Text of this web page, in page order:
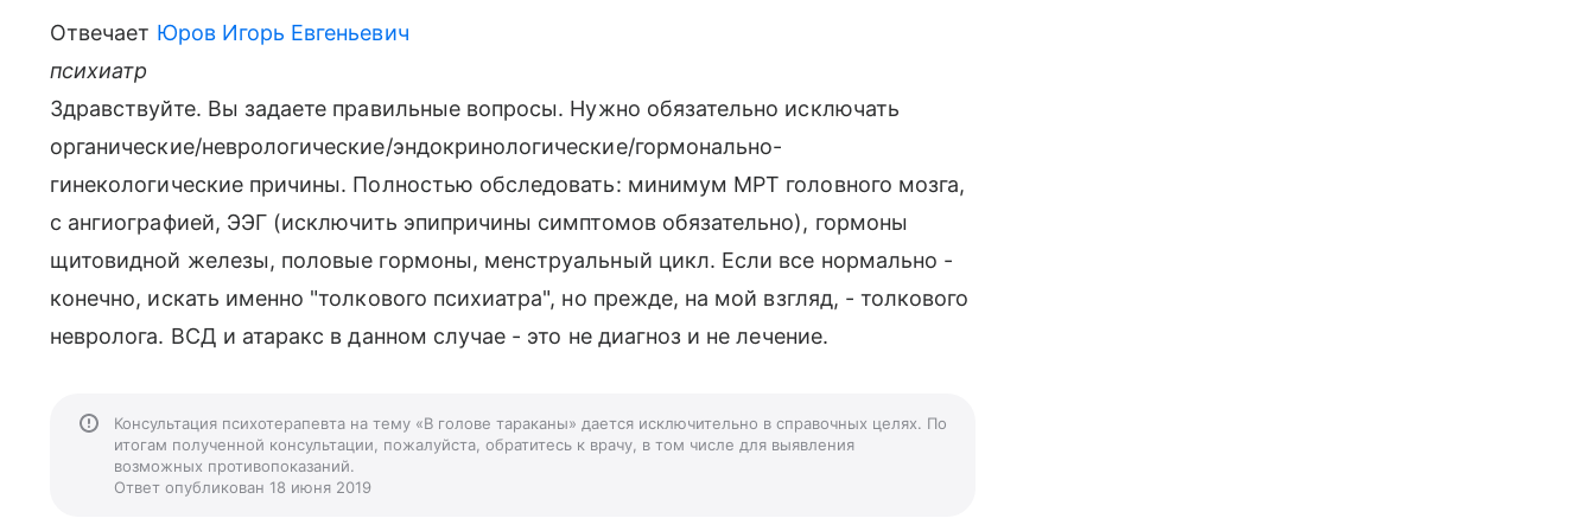
Отвечает Юров Игорь Евгеньевич
психиатр
Здравствуйте. Вы задаете правильные вопросы. Нужно обязательно исключать
органические/неврологические/эндокринологические/гормонально-
гинекологические причины. Полностью обследовать: минимум МРТ головного мозга,
с ангиографией, ЭЭГ (исключить эпипричины симптомов обязательно), гормоны
щитовидной железы, половые гормоны, менструальный цикл. Если все нормально -
конечно, искать именно "толкового психиатра", но прежде, на мой взгляд, - толкового
невролога. ВСД и атаракс в данном случае - это не диагноз и не лечение.
Консультация психотерапевта на тему «В голове тараканы» дается исключительно в справочных целях. По
итогам полученной консультации, пожалуйста, обратитесь к врачу, в том числе для выявления
возможных противопоказаний.
Ответ опубликован 18 июня 2019